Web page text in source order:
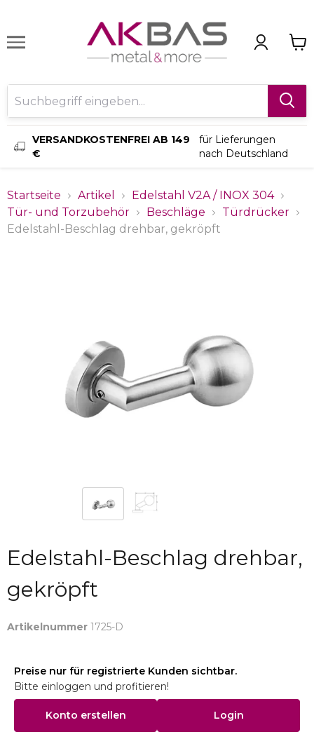
VERSANDKOSTENFREI AB 149
€
für Lieferungen
nach Deutschland
Startseite Artikel
Edelstahl V2A / INOX 304
Tür- und Torzubehör
Beschläge
Türdrücker
Edelstahl-Beschlag drehbar, gekröpft
Edelstahl-Beschlag drehbar,
gekröpft
Artikelnummer 1725-D
Preise nur für registrierte Kunden sichtbar.
Bitte einloggen und profitieren!
Konto erstellen Login